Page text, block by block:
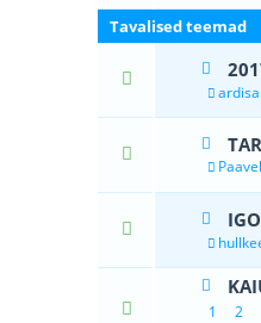
Tavalised teemad
Paavel
1 2